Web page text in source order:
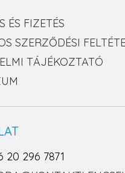
ÉS FIZETÉS
SZERZŐDÉSI
TÁJÉKOZTATÓ
20 296 7871